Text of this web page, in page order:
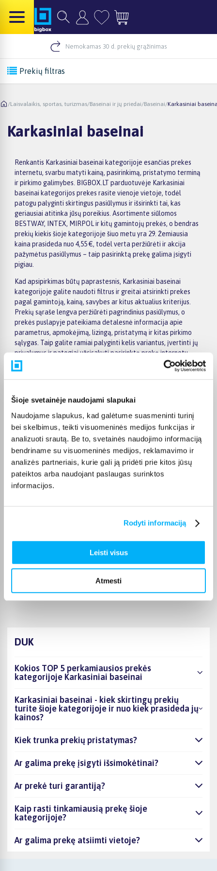
Šioje svetainėje naudojami slapukai
Naudojame slapukus, kad galėtume suasmeninti turinį
bei skelbimus, teikti visuomeninės medijos funkcijas ir
analizuoti srautą. Be to, svetainės naudojimo informaciją
bendriname su visuomeninės medijos, reklamavimo ir
analizės partneriais, kurie gali ją pridėti prie kitos jūsų
pateiktos arba naudojant paslaugas surinktos
informacijos.
Rodyti informaciją
Leisti visus
Atmesti
Nemokamas 30 d. prekių grąžinimas
Prekių filtras
/Laisvalaikis, sportas, turizmas/Baseinai ir jų priedai/Baseinai/Karkasiniai
Karkasiniai baseinai
Renkantis Karkasiniai baseinai kategorijoje esančias prekes
internetu, svarbu matyti kainą, pasirinkimą, pristatymo terminą
ir pirkimo galimybes. BIGBOX.LT parduotuvėje Karkasiniai
baseinai kategorijos prekes rasite vienoje vietoje, todėl
patogu palyginti skirtingus pasiūlymus ir išsirinkti tai, kas
geriausiai atitinka jūsų poreikius. Asortimente siūlomos
BESTWAY, INTEX, MIRPOL ir kitų gamintojų prekės, o bendras
prekių kiekis šioje kategorijoje šiuo metu yra 29. Žemiausia
kaina prasideda nuo 4,55 €, todėl verta peržiūrėti ir akcija
pažymėtus pasiūlymus – taip pasirinktą prekę galima įsigyti
pigiau.
Kad apsipirkimas būtų paprastesnis, Karkasiniai baseinai
kategorijoje galite naudoti filtrus ir greitai atsirinkti prekes
pagal gamintoją, kainą, savybes ar kitus aktualius kriterijus.
Prekių sąraše lengva peržiūrėti pagrindinius pasiūlymus, o
prekės puslapyje pateikiama detalesnė informacija apie
parametrus, apmokėjimą, lizingą, pristatymą ir kitas pirkimo
sąlygas. Taip galite ramiai palyginti kelis variantus, įvertinti jų
privalumus ir patogiai užsisakyti pasirinktą prekę internetu.
BIGBOX.LT suteikia galimybę prekes nuo 150 Eur įsigyti su
nemokamu 24 mėnesių lizingu, todėl pirkti išsimokėtinai galima
Lietuvoje: pristatymas į paštomatus kainuoja nuo 2,29 €, o
Kurjerio pristatymo kaina prasideda nuo 2,99 €. Jei prekė yra
sandėlyje, ją įprastai pristatome per 1–2 darbo dienas, o tikslų
terminą visada rasite konkrečios prekės puslapyje.
Pasirinkę tinkamą prekę iš Karkasiniai baseinai kategorijos,
galite rinktis jums patogiausią gavimo būdą: pristatymą į
paštomatą, kurjeriu arba atsiėmimą BIGBOX.LT biure Kaune.
Sigitas B.
DUK
Kokios TOP 5 perkamiausios prekės
kategorijoje Karkasiniai baseinai
Karkasiniai baseinai - kiek skirtingų prekių
turite šioje kategorijoje ir nuo kiek prasideda jų
kainos?
Kiek trunka prekių pristatymas?
Ar galima prekę įsigyti išsimokėtinai?
Ar prekė turi garantiją?
Kaip rasti tinkamiausią prekę šioje
kategorijoje?
Ar galima prekę atsiimti vietoje?